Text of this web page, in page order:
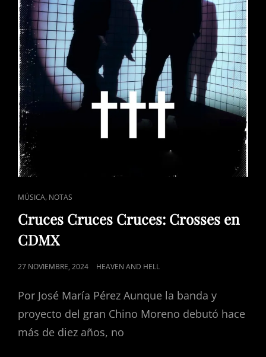
ANUNCIA
MÉXICO
EN
2025
CAT
LINKS
MÚSICA, NOTAS
Cruces Cruces Cruces: Crosses en
CDMX
POSTED
27 NOVIEMBRE, 2024 HEAVEN AND HELL
Por José María Pérez Aunque la banda y
proyecto del gran Chino Moreno debutó hace
más de diez años, no